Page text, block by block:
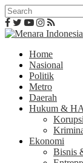
Home
Nasional
Politik
Metro
Daerah
Hukum &
Korupsi
Ekonomi
Bisnis